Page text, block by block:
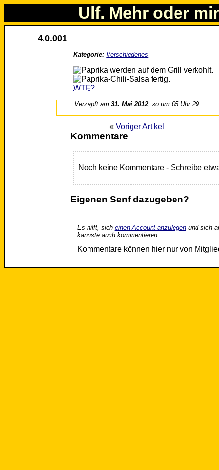
Ulf. Mehr oder
4.0.001
Kategorie: Verschiedenes
WTF?
Verzapft am31. Mai 2012, so um 05 Uhr 29
« Voriger Artikel
Kommentare
Noch keine Kommentare - Schreibe
Eigenen Senf dazugeben?
Es hilft, sich einen Account anzulegenund sich
kannste auch kommentieren.
Kommentare können hier nur von